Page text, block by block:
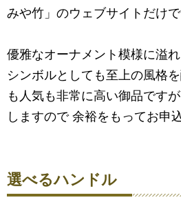
みや竹」のウェブサイトだけで
優雅なオーナメント模様に溢
シンボルとしても至上の風格
も人気も非常に高い御品です
しますので 余裕をもってお申
選べるハンドル